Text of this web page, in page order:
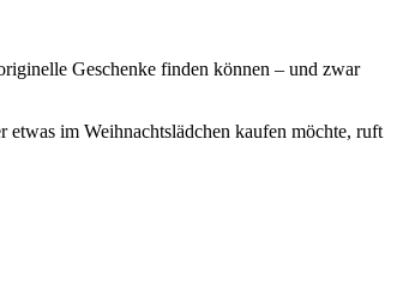
Geschenke finden können – und zwar
im Weihnachtslädchen kaufen möchte, ruft